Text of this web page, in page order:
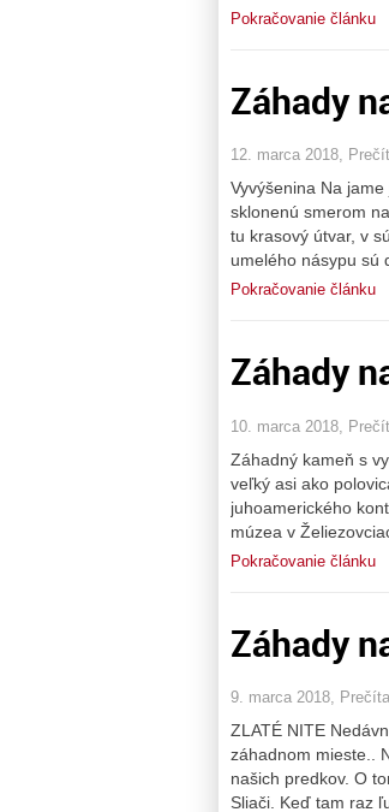
Pokračovanie článku
Záhady
12. marca 2018,
Vyvýšenina Na
sklonenú smerom
tu krasový útvar, v
umelého násypu sú
Pokračovanie článku
Záhady
10. marca 2018,
Záhadný kameň s
veľký asi ako
juhoamerického
múzea v
Pokračovanie článku
Záhady
9. marca 2018,
ZLATÉ NITE
záhadnom mieste..
našich predkov. O
Sliači. Keď tam raz